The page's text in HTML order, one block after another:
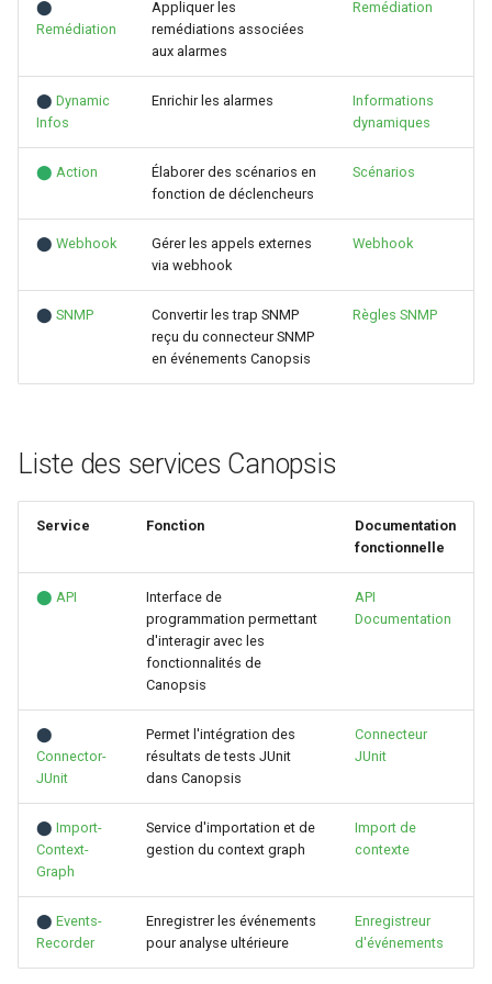
c
Configuration composants
Gestion fixtures
webhook dans le webhook
Notifications
Calcul d'état et de sévérité
Planification
Studio Templates
⬤
Remédiation
Appliquer les
remédiations associées
aux alarmes
Remédiation
⬤ Dynamic
Infos
Enrichir les alarmes
Informations
dynamiques
⬤ Action
Élaborer des scénarios en
fonction de déclencheurs
Scénarios
⬤ Webhook
Gérer les appels externes
via webhook
Webhook
⬤ SNMP
Convertir les trap SNMP
reçu du connecteur SNMP
en événements Canopsis
Règles SNMP
Liste des services Canopsis
Service Fonction
Documentation
fonctionnelle
⬤ API
Interface de
programmation permettant
d'interagir avec les
fonctionnalités de
Canopsis
API
Documentation
⬤
Connector-
JUnit
Permet l'intégration des
résultats de tests JUnit
dans Canopsis
Connecteur
JUnit
⬤ Import-
Context-
Graph
Service d'importation et de
gestion du context graph
Import de
contexte
⬤ Events-
Recorder
Enregistrer les événements
pour analyse ultérieure
Enregistreur
d'événements